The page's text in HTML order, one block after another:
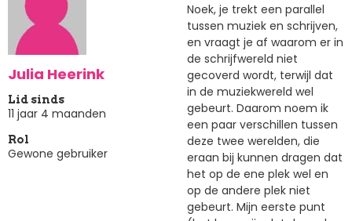
Julia Heerink
Lid sinds
11 jaar 4 maanden
Rol
Gewone gebruiker
Noek, je trekt een parallel
tussen muziek en schrijven,
en vraagt je af waarom er in
de schrijfwereld niet
gecoverd wordt, terwijl dat
in de muziekwereld wel
gebeurt. Daarom noem ik
een paar verschillen tussen
deze twee werelden, die
eraan bij kunnen dragen dat
het op de ene plek wel en
op de andere plek niet
gebeurt. Mijn eerste punt